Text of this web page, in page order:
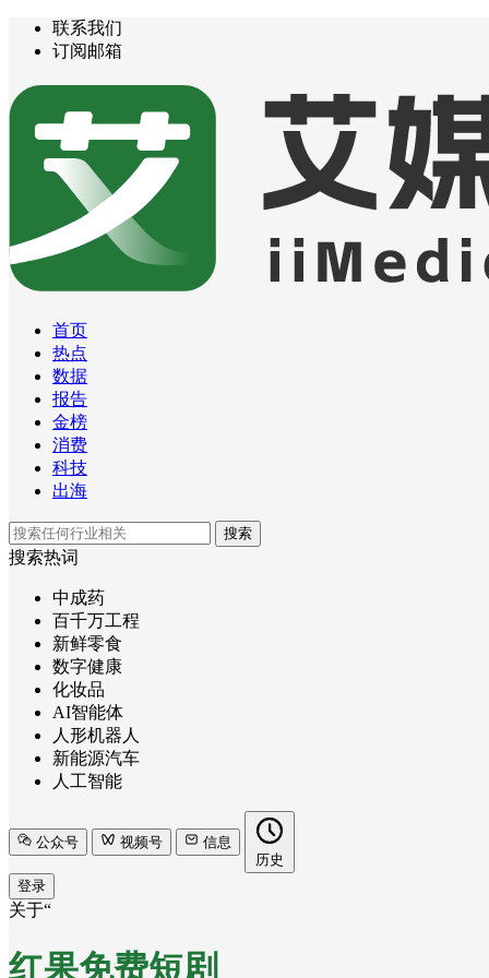
联系我们
订阅邮箱
首页
热点
数据
报告
金榜
消费
科技
出海
搜索
搜索热词
中成药
百千万工程
新鲜零食
数字健康
化妆品
AI智能体
人形机器人
新能源汽车
人工智能
公众号 视频号
信息
历史
登录
关于“
红果免费短剧